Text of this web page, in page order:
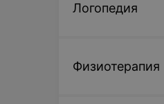
Логопедия
Физиотерапия